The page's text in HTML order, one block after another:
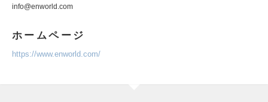
info@enworld.com
ホームページ
https://www.enworld.com/